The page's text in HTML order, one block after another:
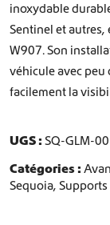
d
e
S
p
t
d
e
inoxydable
Sentinel et autres,
W907. Son
véhicule avec peu
facilement la
UGS : SQ-GLM-
Catégories :
Sequoia, Supports